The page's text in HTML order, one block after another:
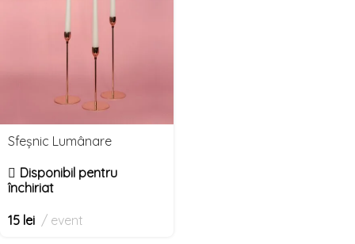
Sfeșnic Lumânare
Disponibil pentru
închiriat
15 lei event